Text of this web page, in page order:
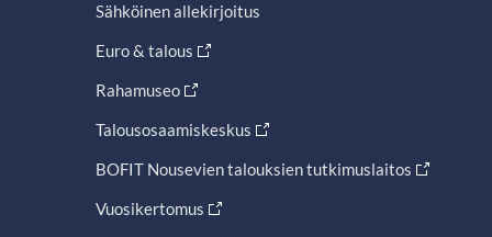
Sähköinen allekirjoitus
Euro & talous
Rahamuseo
Talousosaamiskeskus
BOFIT Nousevien talouksien tutkimuslaitos
Vuosikertomus